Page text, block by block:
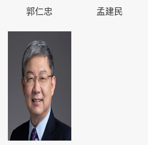
郭仁忠 孟建民